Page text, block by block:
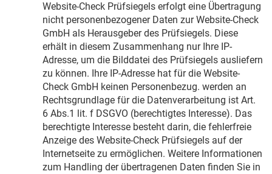
Website-Check Prüfsiegels erfolgt eine Übertragung
nicht personenbezogener Daten zur Website-Check
GmbH als Herausgeber des Prüfsiegels. Diese
erhält in diesem Zusammenhang nur Ihre IP-
Adresse, um die Bilddatei des Prüfsiegels ausliefern
zu können. Ihre IP-Adresse hat für die Website-
Check GmbH keinen Personenbezug. werden an
Rechtsgrundlage für die Datenverarbeitung ist Art.
6 Abs.1 lit. f DSGVO (berechtigtes Interesse). Das
berechtigte Interesse besteht darin, die fehlerfreie
Anzeige des Website-Check Prüfsiegels auf der
Internetseite zu ermöglichen. Weitere Informationen
zum Handling der übertragenen Daten finden Sie in